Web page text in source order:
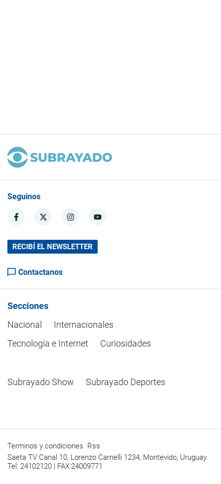
Seguinos
RECIBÍ EL NEWSLETTER
Contactanos
Secciones
Nacional
Internacionales
Tecnología e Internet
Curiosidades
Subrayado Show Subrayado Deportes
Terminos y condiciones Rss
Saeta TV Canal 10, Lorenzo Carnelli 1234, Montevido, Uruguay.
Tel: 24102120 | FAX:24009771